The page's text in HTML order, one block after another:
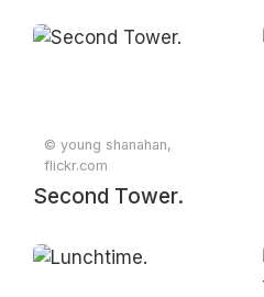
© young shanahan,
flickr.com
Second Tower.